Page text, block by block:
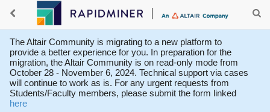
The Altair Community is migrating to a new platform to
provide a better experience for you. In preparation for the
migration, the Altair Community is on read-only mode from
October 28 - November 6, 2024. Technical support via cases
will continue to work as is. For any urgent requests from
Students/Faculty members, please submit the form linked
here